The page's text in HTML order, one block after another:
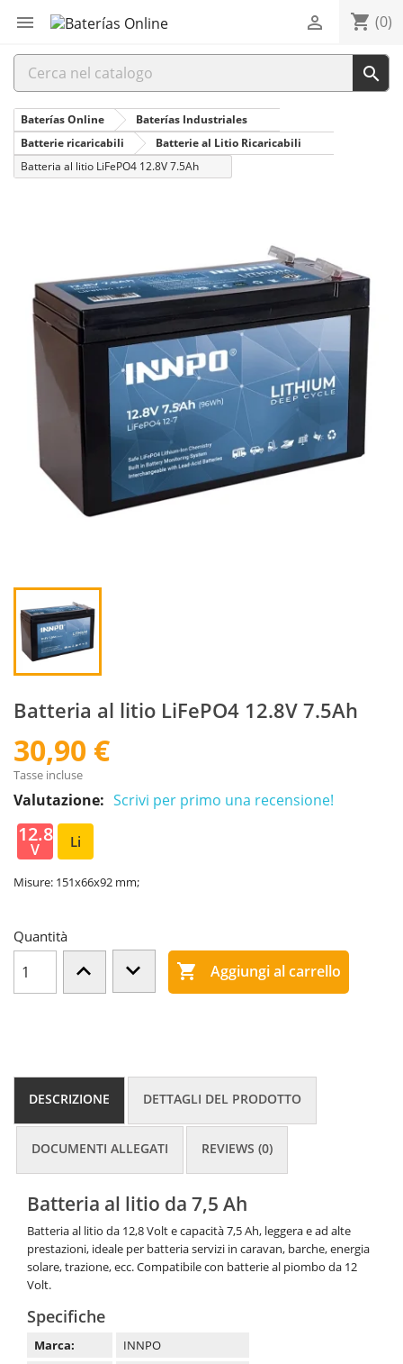
 shopping_cart (0)


Baterías Online
Baterías Industriales
Batterie ricaricabili
Batterie al Litio Ricaricabili
Batteria al litio LiFePO4 12.8V 7.5Ah
Batteria al litio LiFePO4 12.8V 7.5Ah
30,90 €
Tasse incluse
Valutazione: Scrivi per primo una recensione!
12.8
V Li
Misure: 151x66x92 mm;
Quantità
 Aggiungi al carrello
DESCRIZIONE DETTAGLI DEL PRODOTTO
DOCUMENTI ALLEGATI REVIEWS (0)
Batteria al litio da 7,5 Ah
Batteria al litio da 12,8 Volt e capacità 7,5 Ah, leggera e ad alte
prestazioni, ideale per batteria servizi in caravan, barche, energia
solare, trazione, ecc. Compatibile con batterie al piombo da 12
Volt.
Specifiche
Marca:
INNPO